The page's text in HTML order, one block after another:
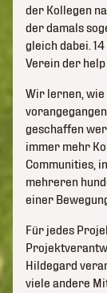
der Kollegen
der damals
gleich dabei.
Verein der
Wir lernen, wie
geschaffen
immer mehr
Communities,
mehreren
einer
Für jedes
Hildegard
viele andere